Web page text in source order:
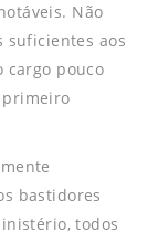
Não
suficientes aos
cargo pouco
primeiro
bastidores
todos